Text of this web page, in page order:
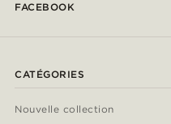
FACEBOOK
CATÉGORIES
Nouvelle collection